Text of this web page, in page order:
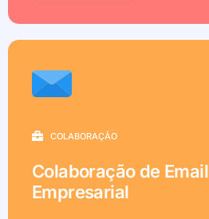
COLABORAÇÃO
Colaboração de Email
Empresarial